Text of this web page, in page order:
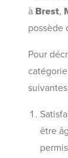
à Brest,
possède
Pour
être